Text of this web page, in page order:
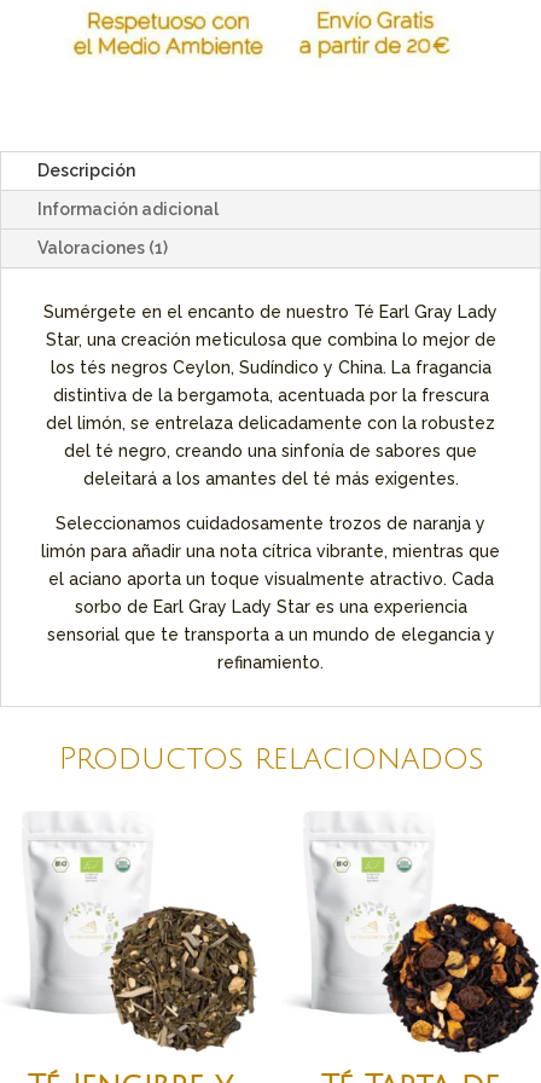
Descripción
Información adicional
Valoraciones (1)
Sumérgete en el encanto de nuestro Té Earl Gray Lady
Star, una creación meticulosa que combina lo mejor de
los tés negros Ceylon, Sudíndico y China. La fragancia
distintiva de la bergamota, acentuada por la frescura
del limón, se entrelaza delicadamente con la robustez
del té negro, creando una sinfonía de sabores que
deleitará a los amantes del té más exigentes.
Seleccionamos cuidadosamente trozos de naranja y
limón para añadir una nota cítrica vibrante, mientras que
el aciano aporta un toque visualmente atractivo. Cada
sorbo de Earl Gray Lady Star es una experiencia
sensorial que te transporta a un mundo de elegancia y
refinamiento.
Productos relacionados